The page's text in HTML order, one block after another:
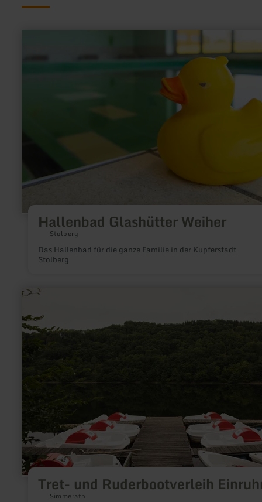
Hallenbad Glashütter Weiher
Stolberg
Das Hallenbad für die ganze Familie in der Kupferstadt
Stolberg
Tret- und Ruderbootverleih
Simmerath
mehr
Tret-
und
Ruderbootverleih